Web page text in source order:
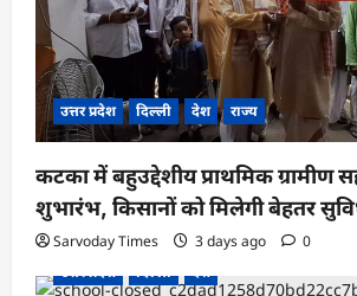
उत्तर प्रदेश दिल्ली देश राज्य
कटका में बहुउद्देशीय प्राथमिक ग्रामीण
शुभारंभ, किसानों को मिलेगी बेहतर
Sarvoday Times 3 days ago
0
उत्तर प्रदेश
दिल्ली देश